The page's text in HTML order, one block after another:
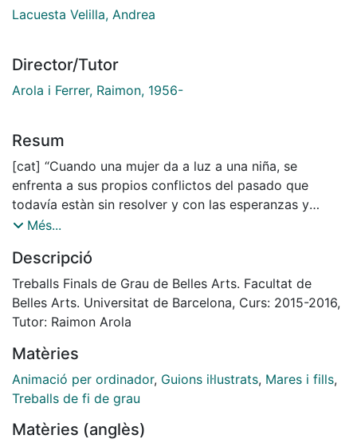
Lacuesta Velilla, Andrea
Director/Tutor
Arola i Ferrer, Raimon, 1956-
Resum
[cat] “Cuando una mujer da a luz a una niña, se
enfrenta a sus propios conflictos del pasado que
todavía estàn sin resolver y con las esperanzas y
sueños del futuro.”*1
Amor-odi, acceptació-rebuig, allunyament-
acostament, són
sentiments que caracteritzen, amb major o menor
intensitat, el vincle més profund que existeix a la vida
sobre les relacions mare-filla, des de la psicologia com
s’aborda aquest tema, en el context d’ara com es viu
aquesta relació, com la vivim les dones, i a través d’un
que mai havia sentit a parlar, les constel·lacions
Més...
Descripció
Treballs Finals de Grau de Belles Arts. Facultat de
Belles Arts. Universitat de Barcelona, Curs: 2015-2016,
Tutor: Raimon Arola
Matèries
Animació per ordinador, Guions il·lustrats, Mares i fills,
Treballs de fi de grau
Matèries (anglès)